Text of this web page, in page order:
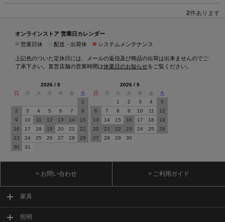
2件あります
オンラインストア 営業日カレンダー
営業日休 配送・出荷休 ■ システムメンテナンス
上記色のついた定休日には、メールの返信及び商品の出荷は出来ませんのでご
了承下さい。直営店舗の営業時間は休業日のお知らせをご覧ください。
2026 / 8
日
月 火 水 木 金
土
1
2
3 4 5 6 7
8
9
10 11 12 13 14
15
16
17 18 19 20 21
22
23
24 25 26 27 28
29
30
31
2026 / 9
日
月 火 水 木 金
土
1
2 3 4
5
6
7 8 9 10 11
12
13
14 15 16 17 18
19
20
21 22 23 24 25
26
27
28 29 30
> お問い合わせ > ご利用ガイド
家具
照明